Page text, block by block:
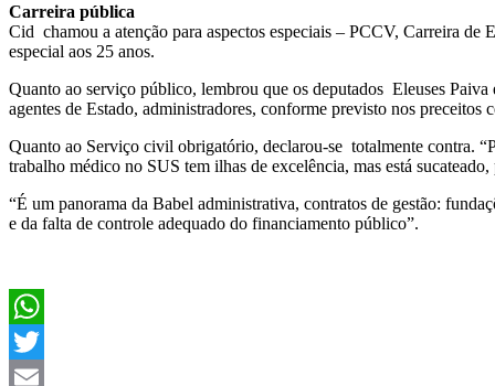
Carreira pública
Cid chamou a atenção para aspectos especiais – PCCV, Carreira
especial aos 25 anos.
Quanto ao serviço público, lembrou que os deputados Eleuses
agentes de Estado, administradores, conforme previsto nos preceitos
Quanto ao Serviço civil obrigatório, declarou-se totalmente contra.
trabalho médico no SUS tem ilhas de excelência, mas está
“É um panorama da Babel administrativa, contratos de gestão:
e da falta de controle adequado do financiamento público”.
WhatsApp
Twitter